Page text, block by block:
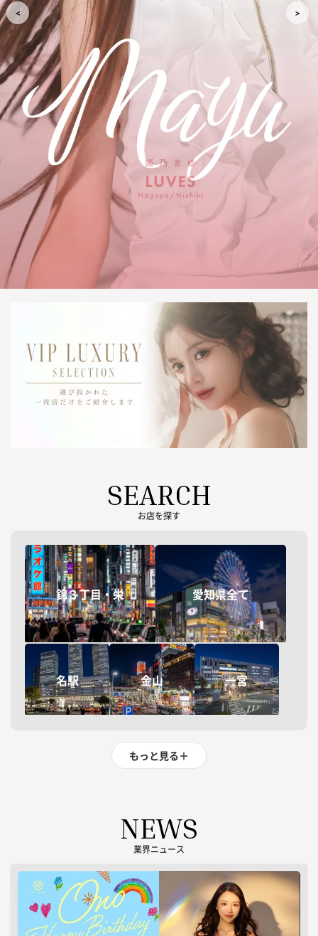
SEARCH
お店を探す
錦３丁目・栄 愛知県全て
名駅 金山 一宮
もっと見る＋
NEWS
業界ニュース